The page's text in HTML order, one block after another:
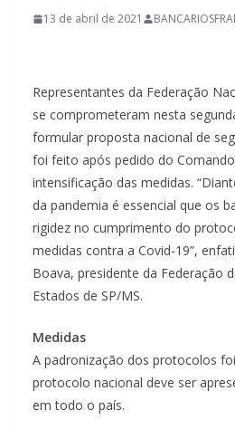
13 de abril de 2021
Representantes da Federação
se comprometeram nesta
formular proposta nacional de
foi feito após pedido do
intensificação das medidas.
da pandemia é essencial que os
rigidez no cumprimento do
medidas contra a Covid-19”,
Boava, presidente da Federação
Estados de SP/MS.
Medidas
A padronização dos protocolos
protocolo nacional deve ser
em todo o país.